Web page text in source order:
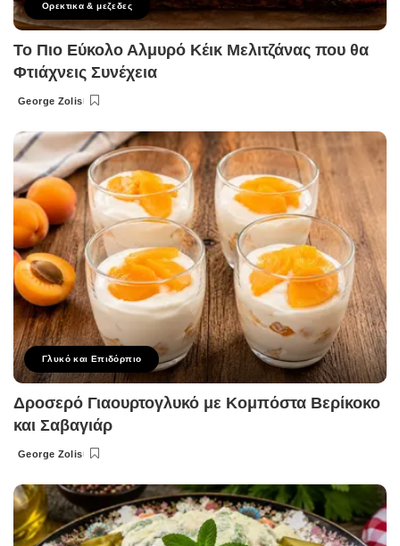
Ορεκτικα & μεζεδες
Το Πιο Εύκολο Αλμυρό Κέικ Μελιτζάνας που θα
Φτιάχνεις Συνέχεια
Posted
George Zolis
Γλυκό και Επιδόρπιο
Δροσερό Γιαουρτογλυκό με Κομπόστα Βερίκοκο
και Σαβαγιάρ
Posted
George Zolis